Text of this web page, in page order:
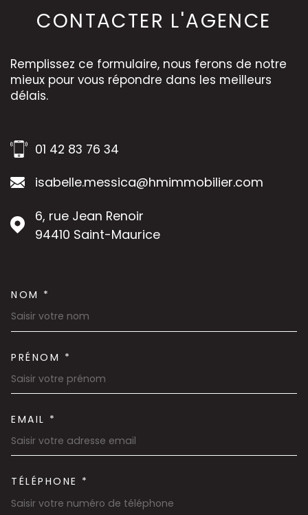
CONTACTER L'AGENCE
Remplissez ce formulaire, nous ferons de notre
mieux pour vous répondre dans les meilleurs
délais.
01 42 83 76 34
isabelle.messica@hmimmobilier.com
6, rue Jean Renoir
94410
Saint-Maurice
NOM *
PRÉNOM *
EMAIL *
TÉLÉPHONE *